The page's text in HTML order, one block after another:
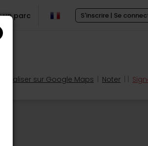
S'inscrire | Se
un parc
Localiser sur Google Maps Noter